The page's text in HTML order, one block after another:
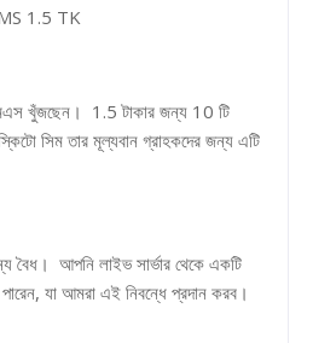
1.5 TK
খুঁজছেন। 1.5 টাকার জন্য 10 টি
সিম তার মূল্যবান গ্রাহকদের জন্য এটি
আপনি লাইভ সার্ভার থেকে একটি
যা আমরা এই নিবন্ধে প্রদান করব।